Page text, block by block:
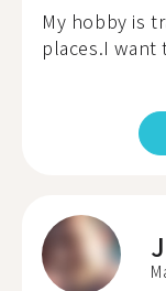
My hobby is
places.I want